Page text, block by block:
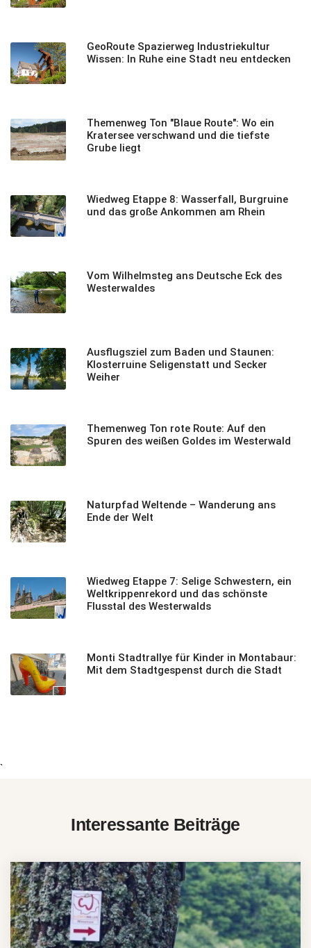
GeoRoute Spazierweg Industriekultur
Wissen: In Ruhe eine Stadt neu entdecken
Themenweg Ton "Blaue Route": Wo ein
Kratersee verschwand und die tiefste
Grube liegt
Wiedweg Etappe 8: Wasserfall, Burgruine
und das große Ankommen am Rhein
Vom Wilhelmsteg ans Deutsche Eck des
Westerwaldes
Ausflugsziel zum Baden und Staunen:
Klosterruine Seligenstatt und Secker
Weiher
Themenweg Ton rote Route: Auf den
Spuren des weißen Goldes im Westerwald
Naturpfad Weltende – Wanderung ans
Ende der Welt
Wiedweg Etappe 7: Selige Schwestern, ein
Weltkrippenrekord und das schönste
Flusstal des Westerwalds
Monti Stadtrallye für Kinder in Montabaur:
Mit dem Stadtgespenst durch die Stadt
`
Interessante Beiträge